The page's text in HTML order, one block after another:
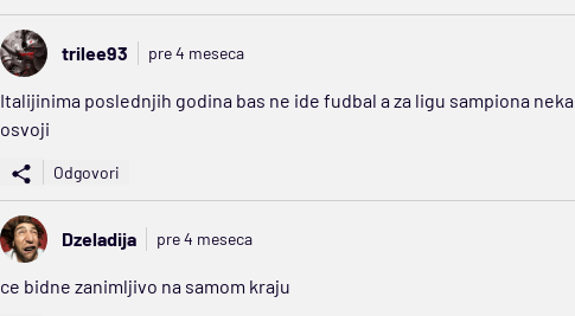
trilee93 pre 4 meseca
Italijinima poslednjih godina bas ne ide fudbal a za ligu sampiona
osvoji
Odgovori
Dzeladija pre 4 meseca
ce bidne zanimljivo na samom kraju